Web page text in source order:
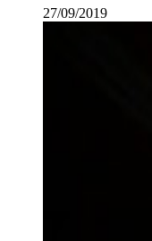
27/09/2019